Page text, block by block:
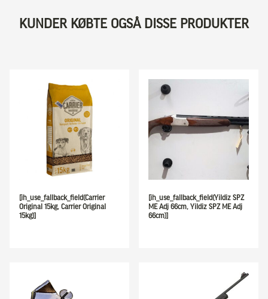
KUNDER KØBTE OGSÅ DISSE PRODUKTER
[ih_use_fallback_field(Carrier
Original 15kg, Carrier Original
15kg)]
[ih_use_fallback_field(Yildiz SPZ
ME Adj 66cm, Yildiz SPZ ME Adj
66cm)]